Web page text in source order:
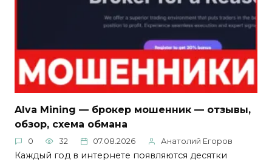
Alva Mining — брокер мошенник — отзывы,
обзор, схема обмана
0 32 07.08.2026 Анатолий Егоров
Каждый год в интернете появляются десятки